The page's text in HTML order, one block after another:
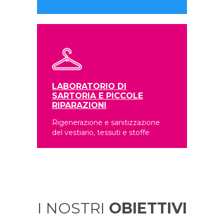
LABORATORIO DI
SARTORIA E PICCOLE
RIPARAZIONI
Rigenerazione e sanitizzazione
del vestiario, tessuti e stoffe
I NOSTRI OBIETTIVI